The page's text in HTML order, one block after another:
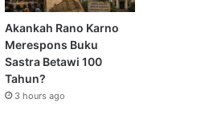
Akankah Rano Karno
Merespons Buku
Sastra Betawi 100
Tahun?
3 hours ago